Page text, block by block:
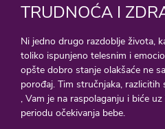
TRUDNOĆA I
Ni jedno drugo razdoblje života,
toliko ispunjeno telesnim i
opšte dobro stanje olakšaće ne
porođaj. Tim stručnjaka, razlicitih
, Vam je na raspolaganju i biće
periodu očekivanja bebe.